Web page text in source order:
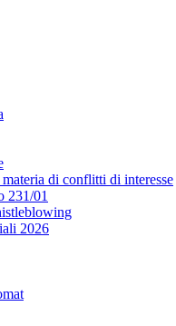
di conflitti di interesse
231/01
2026